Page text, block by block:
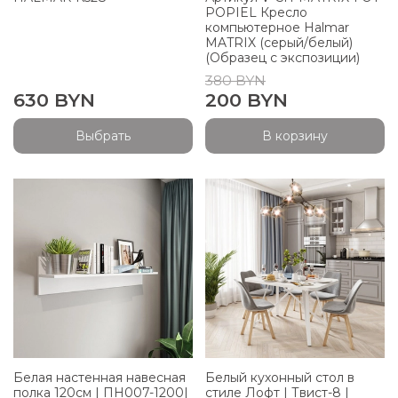
630 BYN
Выбрать
POPIEL Кресло
компьютерное Halmar
MATRIX (серый/белый)
(Образец с экспозиции)
380 BYN
200 BYN
В корзину
Белая настенная навесная
полка 120см | ПН007-1200|
Белый кухонный стол в
стиле Лофт | Твист-8 |